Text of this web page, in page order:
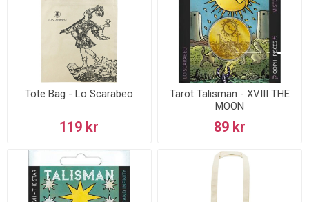
Tote Bag - Lo Scarabeo
119 kr
Tarot Talisman - XVIII THE
MOON
89 kr